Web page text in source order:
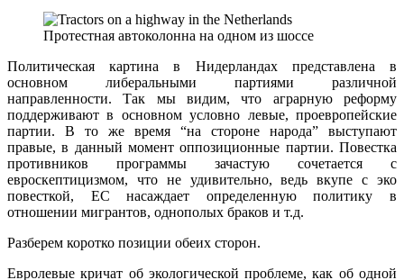
Протестная автоколонна на одном из шоссе
Политическая картина в Нидерландах представлена в
основном либеральными партиями различной
направленности. Так мы видим, что аграрную реформу
поддерживают в основном условно левые, проевропейские
партии. В то же время “на стороне народа” выступают
правые, в данный момент оппозиционные партии. Повестка
противников программы зачастую сочетается с
евроскептицизмом, что не удивительно, ведь вкупе с эко
повесткой, ЕС насаждает определенную политику в
отношении мигрантов, однополых браков и т.д.
Разберем коротко позиции обеих сторон.
Евролевые кричат об экологической проблеме, как об одной